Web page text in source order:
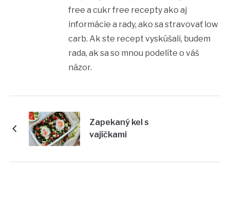
free a cukr free recepty ako aj
informácie a rady, ako sa stravovať low
carb. Ak ste recept vyskúšali, budem
rada, ak sa so mnou podelíte o váš
názor.
Zapekaný kel s
vajíčkami